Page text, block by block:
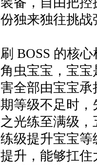
独来独往挑
的核心
虫宝宝，宝
全部由宝宝
等级不足时
光练至满级
级提升宝宝
升，能够扛住